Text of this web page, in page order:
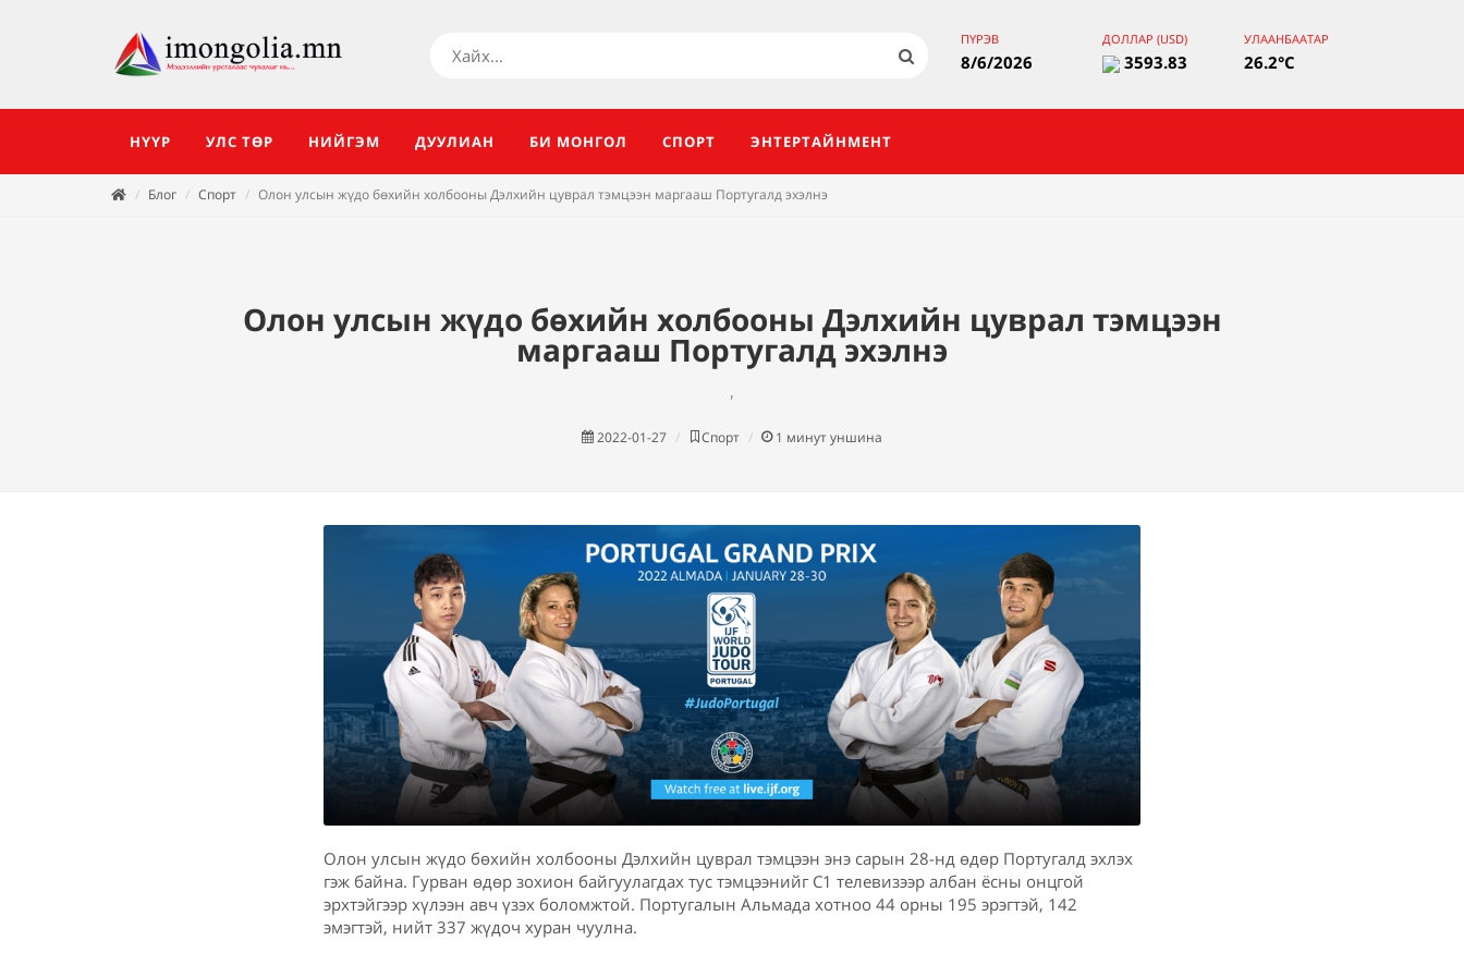
ПҮРЭВ
8/6/2026
ДОЛЛАР (USD)
3593.83
УЛААНБААТАР
26.2°C
НҮҮР УЛС ТӨР НИЙГЭМ ДУУЛИАН БИ МОНГОЛ СПОРТ ЭНТЕРТАЙНМЕНТ
Блог Спорт Олон улсын жүдо бөхийн холбооны Дэлхийн цуврал тэмцээн маргааш Португалд эхэлнэ
Олон улсын жүдо бөхийн холбооны Дэлхийн цуврал тэмцээн
маргааш Португалд эхэлнэ
,
2022-01-27 Спорт 1 минут уншина
Олон улсын жүдо бөхийн холбооны Дэлхийн цуврал тэмцээн энэ сарын 28-нд өдөр Португалд эхлэх
гэж байна. Гурван өдөр зохион байгуулагдах тус тэмцээнийг С1 телевизээр албан ёсны онцгой
эрхтэйгээр хүлээн авч үзэх боломжтой. Португалын Альмада хотноо 44 орны 195 эрэгтэй, 142
эмэгтэй, нийт 337 жүдоч хуран чуулна.